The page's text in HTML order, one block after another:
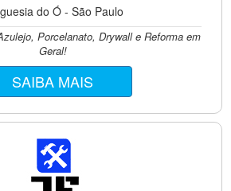
do Ó - São Paulo
Porcelanato, Drywall e Reforma em
Geral!
SAIBA MAIS